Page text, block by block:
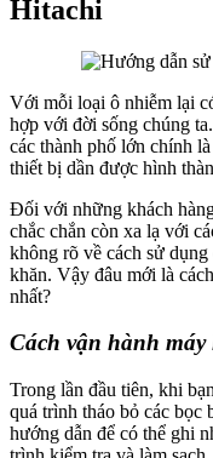
Hitachi
Với mỗi loại ô nhiễm lại
hợp với đời sống chúng
các thành phố lớn chính
thiết bị dần được hình
Đối với những khách
chắc chắn còn xa lạ với
không rõ về cách sử
khăn. Vậy đâu mới là
nhất?
Cách vận hành
Trong lần đầu tiên, khi
quá trình tháo bỏ các bọc
hướng dẫn để có thể ghi